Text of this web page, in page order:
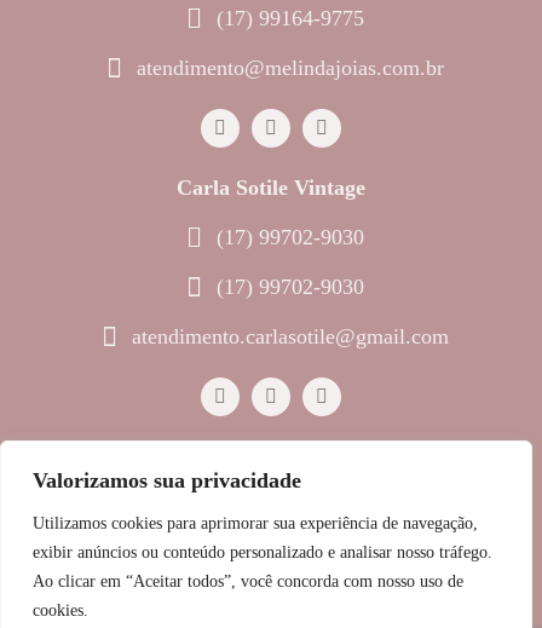
Valorizamos sua privacidade
Utilizamos cookies para aprimorar sua experiência de navegação,
exibir anúncios ou conteúdo personalizado e analisar nosso tráfego.
Ao clicar em “Aceitar todos”, você concorda com nosso uso de
cookies.
(17) 99164-9775
atendimento@melindajoias.com.br
Carla Sotile Vintage
(17) 99702-9030
(17) 99702-9030
atendimento.carlasotile@gmail.com
© 2023 Melinda Joias • Todos os direitos reservados
Política de Privacidade